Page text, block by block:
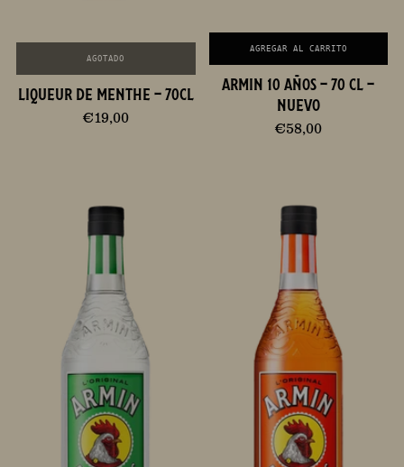
AGOTADO
LIQUEUR DE MENTHE - 70CL
€19,00
AGREGAR AL CARRITO
ARMIN 10 AÑOS - 70 CL -
NUEVO
€58,00